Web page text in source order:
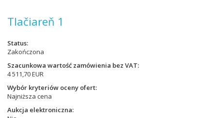
Tlačiareň 1
Status
Zakończona
Szacunkowa wartość zamówienia bez VAT
4 511,70 EUR
Wybór kryteriów oceny ofert
Najniższa cena
Aukcja elektroniczna